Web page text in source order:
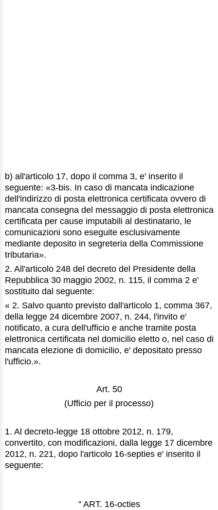
b) all'articolo 17, dopo il comma 3, e' inserito il
seguente: «3-bis. In caso di mancata indicazione
dell'indirizzo di posta elettronica certificata ovvero di
mancata consegna del messaggio di posta elettronica
certificata per cause imputabili al destinatario, le
comunicazioni sono eseguite esclusivamente
mediante deposito in segreteria della Commissione
tributaria».
2. All'articolo 248 del decreto del Presidente della
Repubblica 30 maggio 2002, n. 115, il comma 2 e'
sostituito dal seguente:
« 2. Salvo quanto previsto dall'articolo 1, comma 367,
della legge 24 dicembre 2007, n. 244, l'invito e'
notificato, a cura dell'ufficio e anche tramite posta
elettronica certificata nel domicilio eletto o, nel caso di
mancata elezione di domicilio, e' depositato presso
l'ufficio.».
Art. 50
(Ufficio per il processo)
1. Al decreto-legge 18 ottobre 2012, n. 179,
convertito, con modificazioni, dalla legge 17 dicembre
2012, n. 221, dopo l'articolo 16-septies e' inserito il
seguente:
" ART. 16-octies